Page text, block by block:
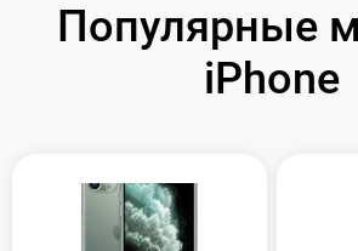
Популярные
iPhone